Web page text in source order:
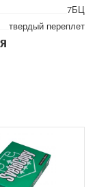
7БЦ
твердый переплет